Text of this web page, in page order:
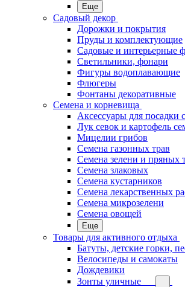
Еще
Садовый декор
Дорожки и покрытия
Пруды и комплектующие
Садовые и интерьерные
Светильники, фонари
Фигуры водоплавающие
Флюгеры
Фонтаны декоративные
Семена и корневища
Аксессуары для посадки
Лук севок и картофель
Мицелии грибов
Семена газонных трав
Семена зелени и пряных
Семена злаковых
Семена кустарников
Семена лекарственных
Семена микрозелени
Семена овощей
Еще
Товары для активного отдыха
Батуты, детские горки,
Велосипеды и самокаты
Дождевики
Зонты уличные